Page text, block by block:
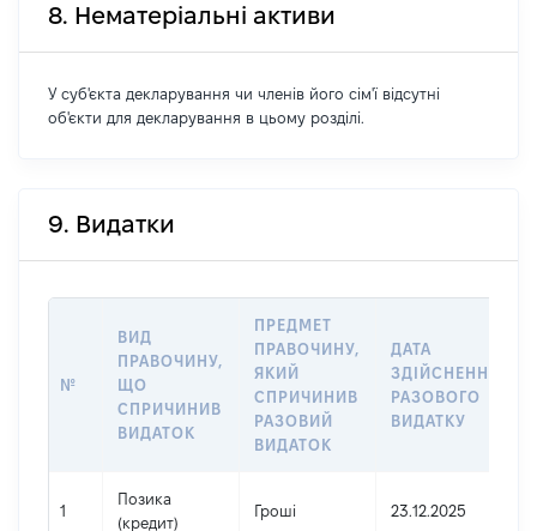
8. Нематеріальні активи
У суб'єкта декларування чи членів його сім'ї відсутні
об'єкти для декларування в цьому розділі.
9. Видатки
№
ВИД
ПРАВОЧИНУ,
ЩО
СПРИЧИНИВ
ВИДАТОК
ПРЕДМЕТ
ПРАВОЧИНУ,
ЯКИЙ
СПРИЧИНИВ
РАЗОВИЙ
ВИДАТОК
ДАТА
ЗДІЙСНЕННЯ
РАЗОВОГО
ВИДАТКУ
1
Позика
(кредит)
Гроші 23.12.2025